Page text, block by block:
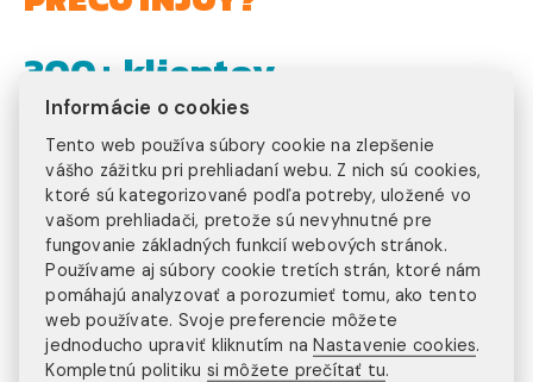
300+ klientov
ročne
15+ rokov
na trhu
20+ programov
na výber
3 kontinenty
na ktorých pôsobíme
Informácie o cookies
Tento web používa súbory cookie na zlepšenie
vášho zážitku pri prehliadaní webu. Z nich sú cookies,
ktoré sú kategorizované podľa potreby, uložené vo
vašom prehliadači, pretože sú nevyhnutné pre
fungovanie základných funkcií webových stránok.
Používame aj súbory cookie tretích strán, ktoré nám
pomáhajú analyzovať a porozumieť tomu, ako tento
web používate. Svoje preferencie môžete
jednoducho upraviť kliknutím naNastavenie cookies.
Kompletnú politiku si môžete prečítať tu.